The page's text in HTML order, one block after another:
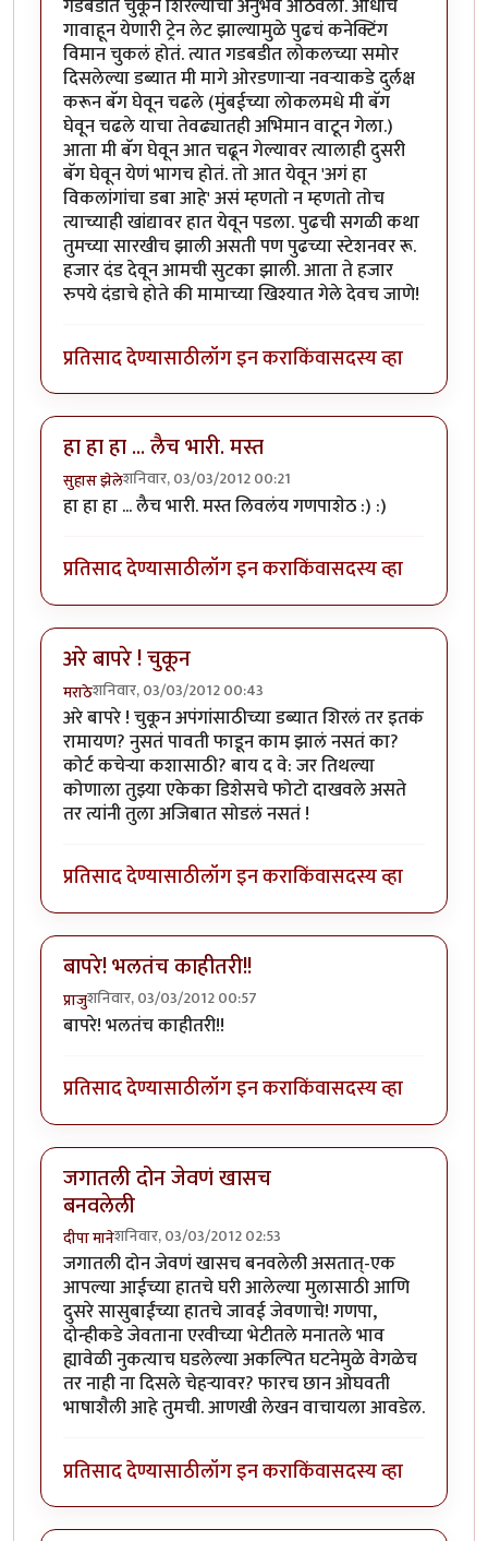
गडबडीत चुकून शिरल्याचा अनुभव आठवला. आधीच
गावाहून येणारी ट्रेन लेट झाल्यामुळे पुढचं कनेक्टिंग
विमान चुकलं होतं. त्यात गडबडीत लोकलच्या समोर
दिसलेल्या डब्यात मी मागे ओरडणार्‍या नवर्‍याकडे दुर्लक्ष
करून बॅग घेवून चढले (मुंबईच्या लोकलमधे मी बॅग
घेवून चढले याचा तेवढ्यातही अभिमान वाटून गेला.)
आता मी बॅग घेवून आत चढून गेल्यावर त्यालाही दुसरी
बॅग घेवून येणं भागच होतं. तो आत येवून 'अगं हा
विकलांगांचा डबा आहे' असं म्हणतो न म्हणतो तोच
त्याच्याही खांद्यावर हात येवून पडला. पुढची सगळी कथा
तुमच्या सारखीच झाली असती पण पुढच्या स्टेशनवर रू.
हजार दंड देवून आमची सुटका झाली. आता ते हजार
रुपये दंडाचे होते की मामाच्या खिश्यात गेले देवच जाणे!
प्रतिसाद देण्यासाठीलॉग इन कराकिंवासदस्य व्हा
हा हा हा ... लैच भारी. मस्त
सुहास झेलेशनिवार, 03/03/2012 00:21
हा हा हा ... लैच भारी. मस्त लिवलंय गणपाशेठ :) :)
प्रतिसाद देण्यासाठीलॉग इन कराकिंवासदस्य व्हा
अरे बापरे ! चुकून
मराठेशनिवार, 03/03/2012 00:43
अरे बापरे ! चुकून अपंगांसाठीच्या डब्यात शिरलं तर इतकं
रामायण? नुसतं पावती फाडून काम झालं नसतं का?
कोर्ट कचेर्‍या कशासाठी? बाय द वे: जर तिथल्या
कोणाला तुझ्या एकेका डिशेसचे फोटो दाखवले असते
तर त्यांनी तुला अजिबात सोडलं नसतं !
प्रतिसाद देण्यासाठीलॉग इन कराकिंवासदस्य व्हा
बापरे! भलतंच काहीतरी!!
प्राजुशनिवार, 03/03/2012 00:57
बापरे! भलतंच काहीतरी!!
प्रतिसाद देण्यासाठीलॉग इन कराकिंवासदस्य व्हा
जगातली दोन जेवणं खासच
बनवलेली
दीपा मानेशनिवार, 03/03/2012 02:53
जगातली दोन जेवणं खासच बनवलेली असतात्-एक
आपल्या आईच्या हातचे घरी आलेल्या मुलासाठी आणि
दुसरे सासुबाईंच्या हातचे जावई जेवणाचे! गणपा,
दोन्हीकडे जेवताना एरवीच्या भेटीतले मनातले भाव
ह्यावेळी नुकत्याच घडलेल्या अकल्पित घटनेमुळे वेगळेच
तर नाही ना दिसले चेहर्‍यावर? फारच छान ओघवती
भाषाशैली आहे तुमची. आणखी लेखन वाचायला आवडेल.
प्रतिसाद देण्यासाठीलॉग इन कराकिंवासदस्य व्हा